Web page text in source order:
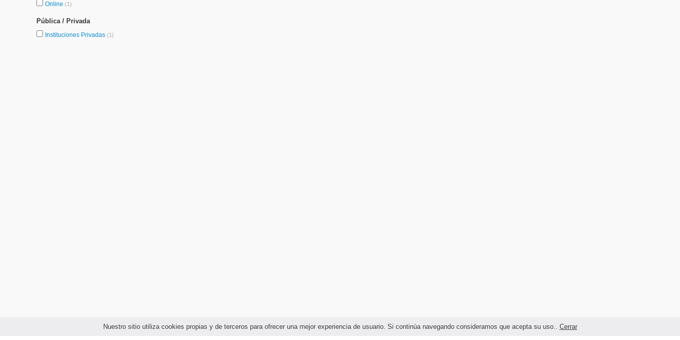
Nuestro sitio utiliza cookies propias y de terceros para ofrecer una mejor experiencia de usuario. Si continúa navegando consideramos que acepta su uso.. Cerrar
Online (1)
Pública / Privada
Instituciones Privadas (1)